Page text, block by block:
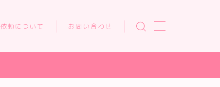
依頼について お問い合わせ